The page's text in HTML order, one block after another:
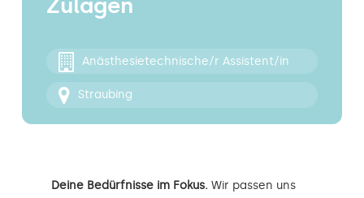
Kontakt
Zulagen
Anästhesietechnische/r Assistent/in
Straubing
Deine Bedürfnisse im Fokus. Wir passen uns